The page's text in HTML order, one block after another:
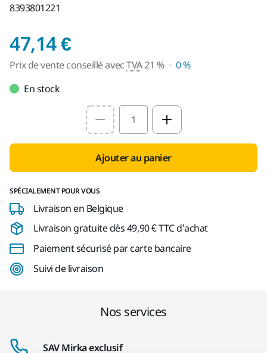
8393801221
47,14 €Prix de vente
Prix de vente conseillé avecTVA21 %
0 %
En stock
Select quantity value
Ajouter au panier
SPÉCIALEMENT POUR VOUS
Livraison en Belgique
Livraison gratuite dès 49,90 € TTC d’achat
Paiement sécurisé par carte bancaire
Suivi de livraison
Nos services
SAV Mirka exclusif